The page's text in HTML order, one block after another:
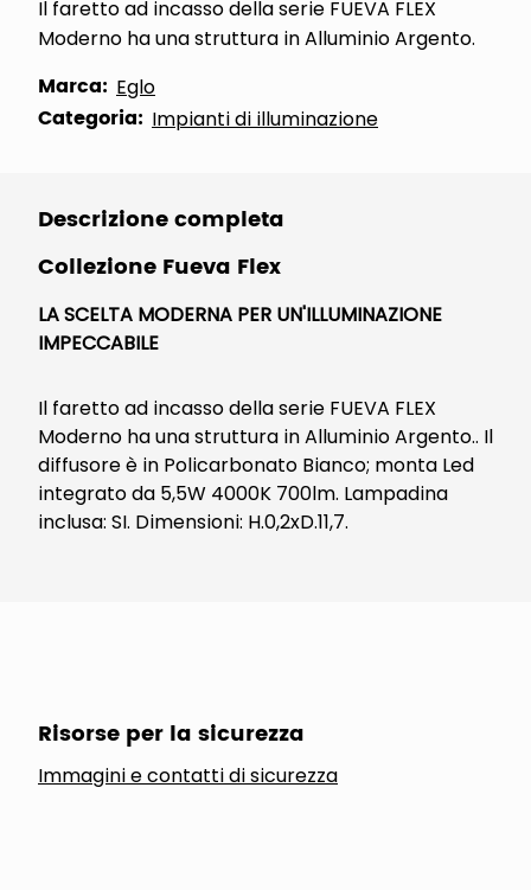
Il faretto ad incasso della serie FUEVA FLEX
Moderno ha una struttura in Alluminio Argento.
Marca: Eglo
Categoria: Impianti di illuminazione
Descrizione completa
Collezione Fueva Flex
LA SCELTA MODERNA PER UN'ILLUMINAZIONE
IMPECCABILE
Il faretto ad incasso della serie FUEVA FLEX
Moderno ha una struttura in Alluminio Argento.. Il
diffusore è in Policarbonato Bianco; monta Led
integrato da 5,5W 4000K 700lm. Lampadina
inclusa: SI. Dimensioni: H.0,2xD.11,7.
Risorse per la sicurezza
Immagini e contatti di sicurezza